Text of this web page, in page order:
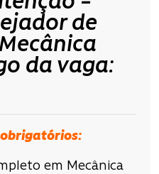
de
da vaga:
obrigatórios:
em Mecânica